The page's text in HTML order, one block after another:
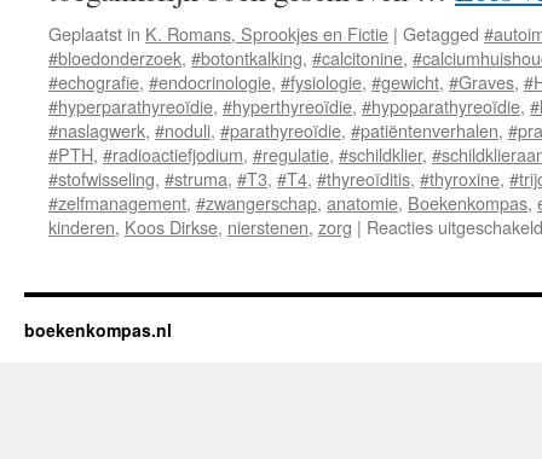
Geplaatst in K. Romans, Sprookjes en Fictie | Getagged
#bloedonderzoek, #botontkalking, #calcitonine,
#echografie, #endocrinologie, #fysiologie, #gewicht, #Graves,
#hyperparathyreoïdie, #hyperthyreoïdie, #hypoparathyreoïdie,
#naslagwerk, #noduli, #parathyreoïdie, #patiëntenverhalen,
#PTH, #radioactiefjodium, #regulatie, #schildklier,
#stofwisseling, #struma, #T3, #T4, #thyreoïditis, #thyroxine,
#zelfmanagement, #zwangerschap, anatomie, Boekenkompas,
kinderen, Koos Dirkse, nierstenen, zorg | Reacties uitgeschakeld
boekenkompas.nl